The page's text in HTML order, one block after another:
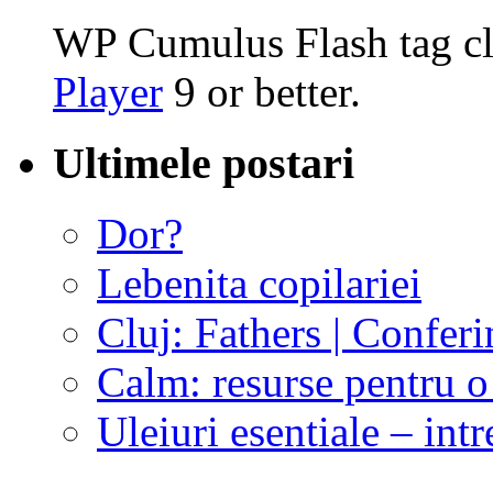
WP Cumulus Flash tag
Player 9 or better.
Ultimele postari
Dor?
Lebenita copilariei
Cluj: Fathers |
Calm: resurse pentru
Uleiuri esentiale –